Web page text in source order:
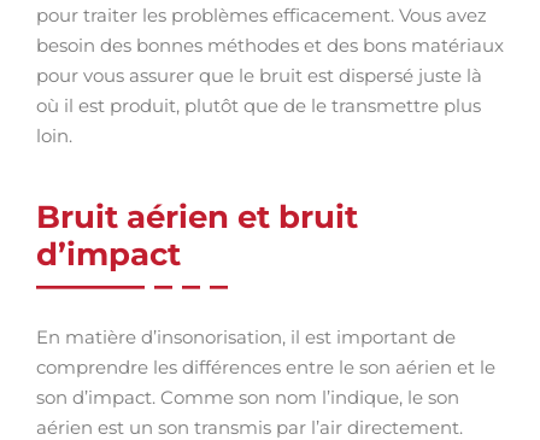
pour traiter les problèmes efficacement. Vous avez
besoin des bonnes méthodes et des bons matériaux
pour vous assurer que le bruit est dispersé juste là
où il est produit, plutôt que de le transmettre plus
loin.
Bruit aérien et bruit
d’impact
En matière d’insonorisation, il est important de
comprendre les différences entre le son aérien et le
son d’impact. Comme son nom l’indique, le son
aérien est un son transmis par l’air directement.